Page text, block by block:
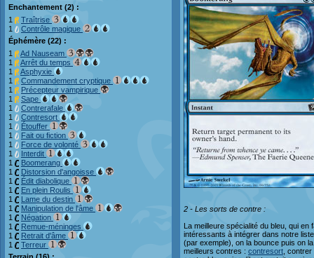
Enchantement (2) :
1
Traîtrise
1
Contrôle magique
Éphémère (22) :
1
Ad Nauseam
1
Arrêt du temps
1
Asphyxie
1
Commandement cryptique
1
Précepteur vampirique
1
Sape
1
Contrerafale
1
Contresort
1
Étouffer
1
Fait ou fiction
1
Force de volonté
1
Interdit
1
Boomerang
1
Distorsion d'angoisse
1
Édit diabolique
1
En plein Roulis
1
Lame du destin
1
Manipulation de l'âme
1
Négation
1
Remue-méninges
1
Retrait d'âme
1
Terreur
2 - Les sorts de contre :
La meilleure spécialité du bleu, qui
intéressants à intégrer dans notre
(par exemple), on la bounce puis on
meilleurs contres : contresort ,